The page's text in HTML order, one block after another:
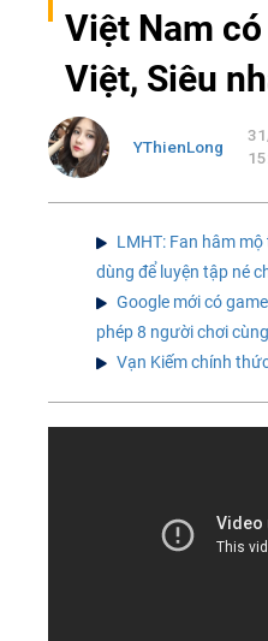
Việt Nam
Việt, Siêu
YThienLong
LMHT: Fan hâm
dùng để luyện tập né
Google mới có
phép 8 người chơi
Vạn Kiếm chính